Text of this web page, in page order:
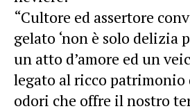
“Cultore ed assertore
gelato ‘non è solo delizia
un atto d’amore ed un
legato al ricco patrimonio
odori che offre il nostro